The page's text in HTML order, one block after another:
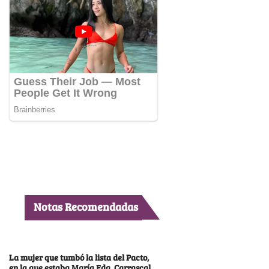
Notas Recomendadas
La mujer que tumbó la lista del Pacto,